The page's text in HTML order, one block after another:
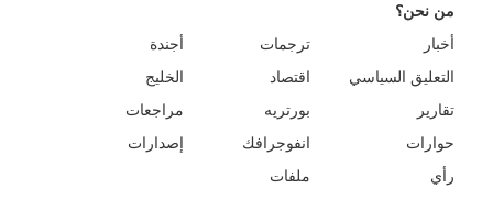
من نحن؟
أخبار
التعليق السياسي
تقارير
حوارات
رأي
ترجمات
اقتصاد
بورتريه
انفوجرافك
ملفات
أجندة
الخليج
مراجعات
إصدارات